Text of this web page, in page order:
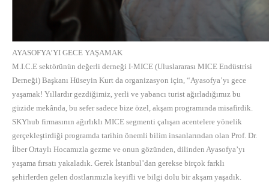
AYASOFYA’YI GECE YAŞAMAK
M.I.C.E sektörünün değerli derneği I-MICE (Uluslararası MICE Endüstrisi
Derneği) Başkanı Hüseyin Kurt da organizasyon için, “Ayasofya’yı gece
yaşamak! Yıllardır gezdiğimiz, yerli ve yabancı turist ağırladığımız bu
güzide mekânda, bu sefer sadece bize özel, akşam programında misafirdik.
SKYhub firmasının ağırlıklı MICE segmenti çalışan acentelere yönelik
gerçekleştirdiği programda tarihin önemli bilim insanlarından olan Prof. Dr.
İlber Ortaylı Hocamızla gezme ve onun gözünden, dilinden Ayasofya’yı
yaşama fırsatı yakaladık. Gerek İstanbul’dan gerekse birçok farklı
şehirlerden gelen dostlarımızla keyifli ve bilgi dolu bir akşam yaşadık.